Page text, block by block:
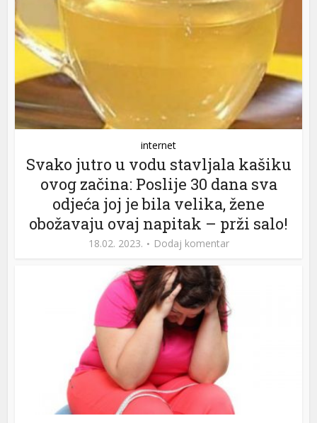
internet
Svako jutro u vodu stavljala kašiku
ovog začina: Poslije 30 dana sva
odjeća joj je bila velika, žene
obožavaju ovaj napitak – prži salo!
18.02. 2023. Dodaj komentar